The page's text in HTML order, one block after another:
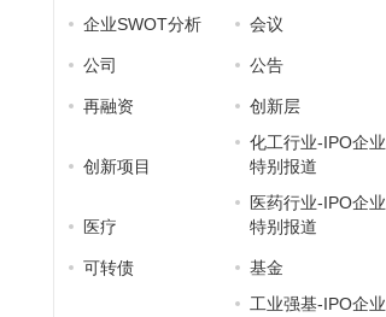
企业SWOT分析 会议
公司 公告
再融资 创新层
创新项目
化工行业-IPO企业
特别报道
医疗
医药行业-IPO企业
特别报道
可转债 基金
工业强基-IPO企业